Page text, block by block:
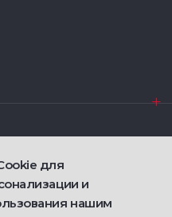
для
и
нашим